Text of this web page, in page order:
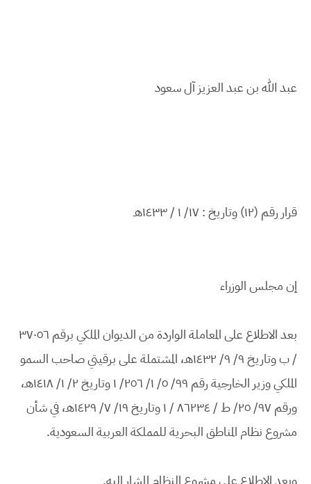
عبد الله بن عبد العزيز آل سعود
قرار رقم (١٢) وتاريخ : ١٧/ ١ / ١٤٣٣هـ
إن مجلس الوزراء
بعد الاطلاع على المعاملة الواردة من الديوان الملكي برقم ٣٧٠٥٦
/ ب وتاريخ ٩/ ٩/ ١٤٣٢هـ، المشتملة على برقيتي صاحب السمو
الملكي وزير الخارجية رقم ٩٩/ ٥/ ١/ ٢٥٦/ ١ وتاريخ ٢/ ١/ ١٤١٨هـ،
ورقم ٩٧/ ٢٥/ ط / ٨٦٢٣٤ / ١ وتاريخ ١٩/ ٧/ ١٤٢٩هـ، في شأن
مشروع نظام المناطق البحرية للمملكة العربية السعودية.
وبعد الاطلاع على مشروع النظام المشار إليه.